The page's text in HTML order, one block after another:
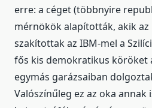
erre: a céget (többnyire
mérnökök alapították, akik az
szakítottak az IBM-mel a
fős kis demokratikus köröket
egymás garázsaiban
Valószínűleg ez az oka annak